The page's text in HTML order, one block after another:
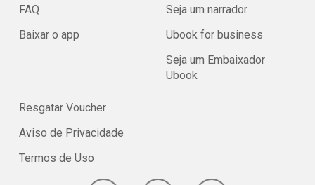
FAQ
Baixar o app
Seja um narrador
Ubook for business
Seja um Embaixador
Ubook
Resgatar Voucher
Aviso de Privacidade
Termos de Uso